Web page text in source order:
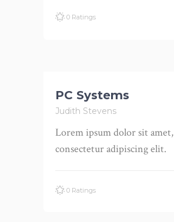
0 Ratings
PC Systems
Judith Stevens
Lorem ipsum dolor sit amet,
consectetur adipiscing elit.
0 Ratings